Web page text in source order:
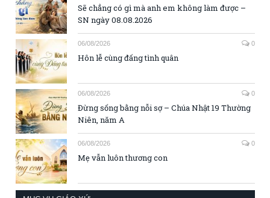
Sẽ chẳng có gì mà anh em không làm được –
SN ngày 08.08.2026
06/08/2026 0
Hôn lễ cùng đấng tình quân
06/08/2026 0
Đừng sống bằng nỗi sợ – Chúa Nhật 19 Thường
Niên, năm A
06/08/2026 0
Mẹ vẫn luôn thương con